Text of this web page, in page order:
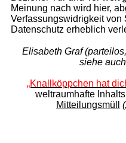
Meinung nach wird hier,
Verfassungswidrigkeit von
Datenschutz erheblich
Elisabeth Graf
siehe auch
„Knallköppchen hat
weltraumhafte
Mitteilungsmüll